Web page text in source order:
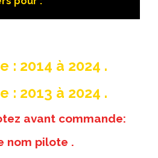
: 2014 à 2024 .
: 2013 à 2024 .
avant commande:
nom pilote .